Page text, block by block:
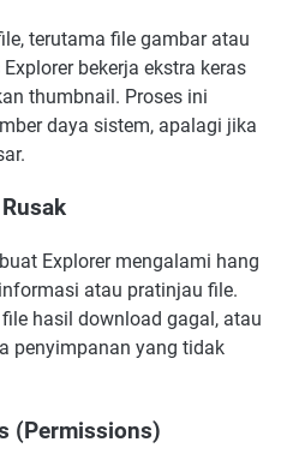
terutama file gambar atau
bekerja ekstra keras
thumbnail. Proses ini
daya sistem, apalagi jika
Explorer mengalami hang
atau pratinjau file.
hasil download gagal, atau
penyimpanan yang tidak
(Permissions)